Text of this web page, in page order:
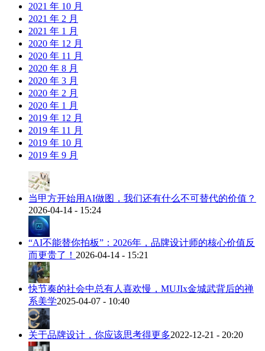
2021 年 10 月
2021 年 2 月
2021 年 1 月
2020 年 12 月
2020 年 11 月
2020 年 8 月
2020 年 3 月
2020 年 2 月
2020 年 1 月
2019 年 12 月
2019 年 11 月
2019 年 10 月
2019 年 9 月
当甲方开始用AI做图，我们还有什么不可替代的价值？
2026-04-14 - 15:24
“AI不能替你拍板”：2026年，品牌设计师的核心价值反
而更贵了！ 2026-04-14 - 15:21
快节奏的社会中总有人喜欢慢，MUJIx金城武背后的禅
系美学2025-04-07 - 10:40
关于品牌设计，你应该思考得更多2022-12-21 - 20:20